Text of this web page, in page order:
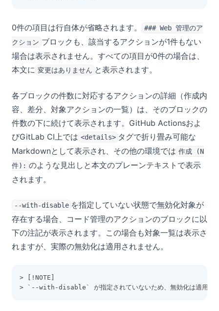
0件の項目は行自体が省略されます。
### Web 管理のア
クション ブロックも、該当するアクションが1件もない
場合は表示されません。すべての項目が0件の場合は、
本文に 変更はありません と表示されます。
各ブロックの件数に対応するアクションの詳細（作成内
容、差分、対象アクションの一覧）は、そのブロックの
件数の下に続けて表示されます。GitHub Actionsおよ
びGitLab CI上では <details> タグで折り畳み可能な
Markdownとして表示され、その他の環境では 作成 (N
件): のような見出しと本文のプレーンテキストで表示
されます。
--with-disable を指定していない状態で無効化対象が
存在する場合、コード管理のアクションのブロックに以
下の注記が表示されます。この場合も対象一覧は表示さ
れますが、実際の無効化は適用されません。
> [!NOTE]
> `--with-disable` が指定されていないため、無効化は適用さ